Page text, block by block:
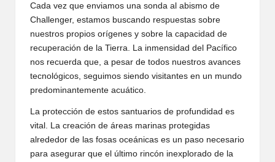
Cada vez que enviamos una sonda al abismo de
Challenger, estamos buscando respuestas sobre
nuestros propios orígenes y sobre la capacidad de
recuperación de la Tierra. La inmensidad del Pacífico
nos recuerda que, a pesar de todos nuestros avances
tecnológicos, seguimos siendo visitantes en un mundo
predominantemente acuático.
La protección de estos santuarios de profundidad es
vital. La creación de áreas marinas protegidas
alrededor de las fosas oceánicas es un paso necesario
para asegurar que el último rincón inexplorado de la